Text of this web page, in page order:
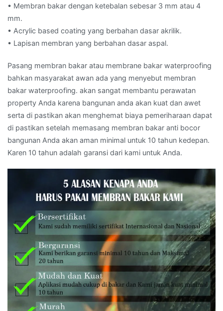
• Membran bakar dengan ketebalan sebesar 3 mm atau 4
mm.
• Acrylic based coating yang berbahan dasar akrilik.
• Lapisan membran yang berbahan dasar aspal.
Pasang membran bakar atau membrane bakar waterproofing
bahkan masyarakat awan ada yang menyebut membran
bakar waterproofing. akan sangat membantu perawatan
property Anda karena bangunan anda akan kuat dan awet
serta di pastikan akan menghemat biaya pemeriharaan dapat
di pastikan setelah memasang membran bakar anti bocor
bangunan Anda akan aman minimal untuk 10 tahun kedepan.
Karen 10 tahun adalah garansi dari kami untuk Anda.